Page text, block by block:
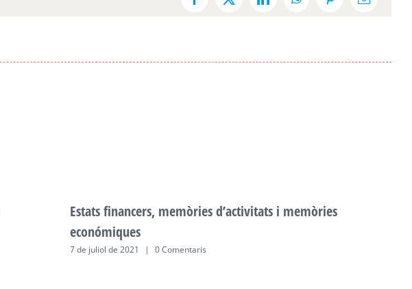
Facebook
X LinkedInWhatsAppPinterestEmail:
Estats financers, memòries d’activitats i memòries
económiques
7 de juliol de 2021 | 0 Comentaris